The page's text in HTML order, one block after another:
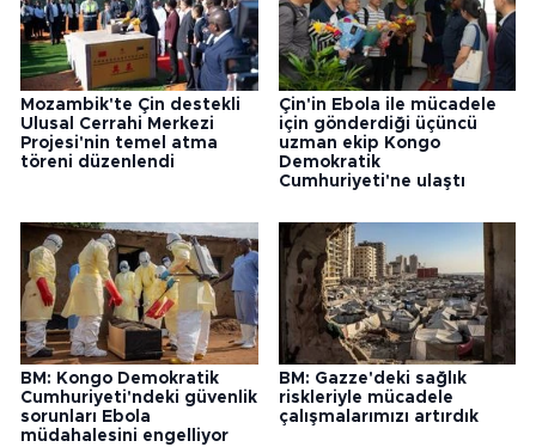
Mozambik'te Çin destekli
Ulusal Cerrahi Merkezi
Projesi'nin temel atma
töreni düzenlendi
Çin'in Ebola ile mücadele
için gönderdiği üçüncü
uzman ekip Kongo
Demokratik
Cumhuriyeti'ne ulaştı
BM: Kongo Demokratik
Cumhuriyeti'ndeki güvenlik
sorunları Ebola
müdahalesini engelliyor
BM: Gazze'deki sağlık
riskleriyle mücadele
çalışmalarımızı artırdık